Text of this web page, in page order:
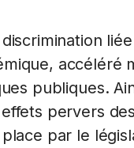
accéléré
publiques.
pervers
par le